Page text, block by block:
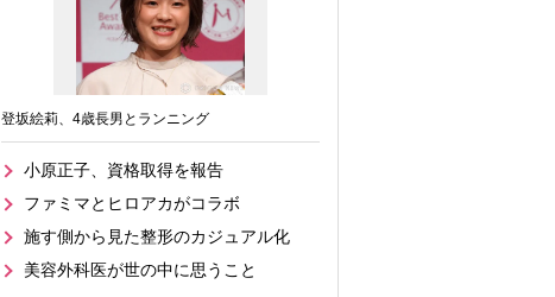
登坂絵莉、4歳長男とランニング
小原正子、資格取得を報告
ファミマとヒロアカがコラボ
施す側から見た整形のカジュアル化
美容外科医が世の中に思うこと